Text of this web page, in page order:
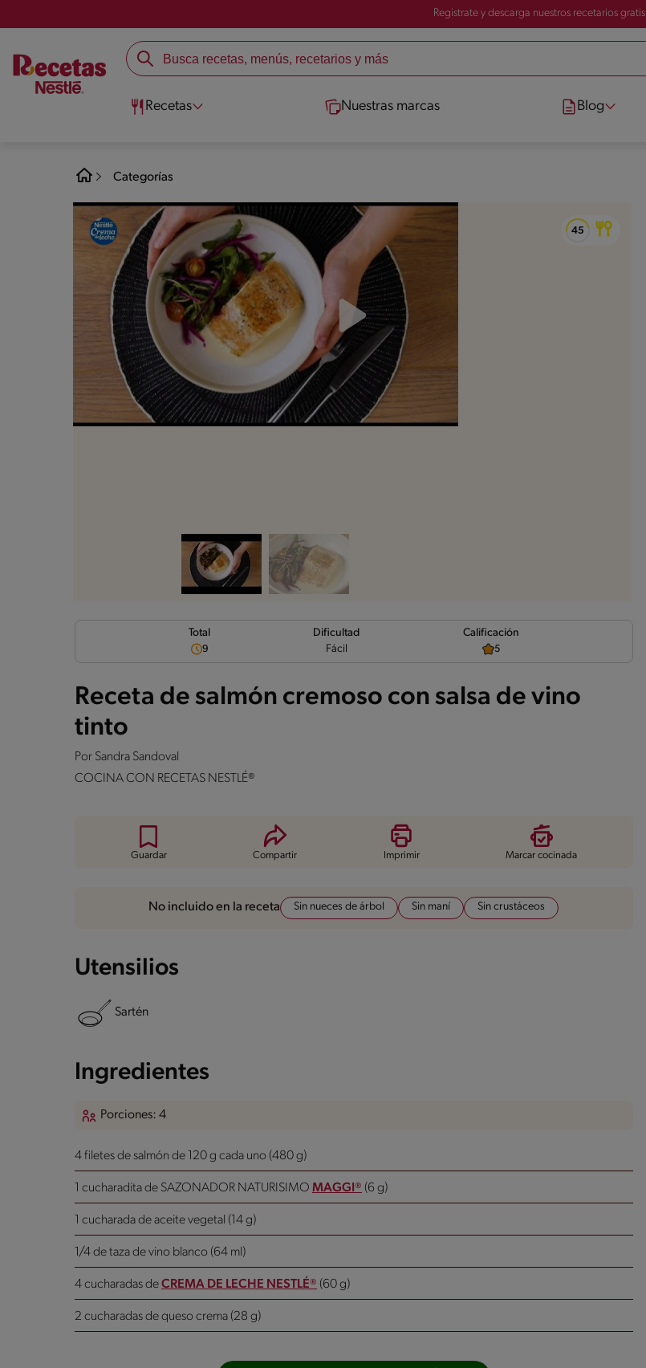
Registrate y descarga nuestros recetarios gratis
Recetas Nuestras marcas Blog
Categorías
Total
9
Dificultad
Fácil
Calificación
5
Receta de salmón cremoso con salsa de vino
tinto
Por Sandra Sandoval
COCINA CON RECETAS NESTLÉ®
Guardar Compartir Imprimir Marcar cocinada
No incluido en la receta Sin nueces de árbol Sin maní Sin crustáceos
Utensilios
Sartén
Ingredientes
Porciones: 4
4 filetes de salmón de 120 g cada uno (480 g)
1 cucharadita de SAZONADOR NATURISIMO MAGGI® (6 g)
1 cucharada de aceite vegetal (14 g)
1/4 de taza de vino blanco (64 ml)
4 cucharadas deCREMA DE LECHE NESTLÉ® (60 g)
2 cucharadas de queso crema (28 g)